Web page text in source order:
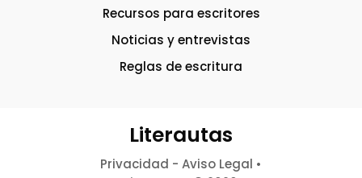
Recursos para escritores
Noticias y entrevistas
Reglas de escritura
Literautas
Privacidad - Aviso Legal •